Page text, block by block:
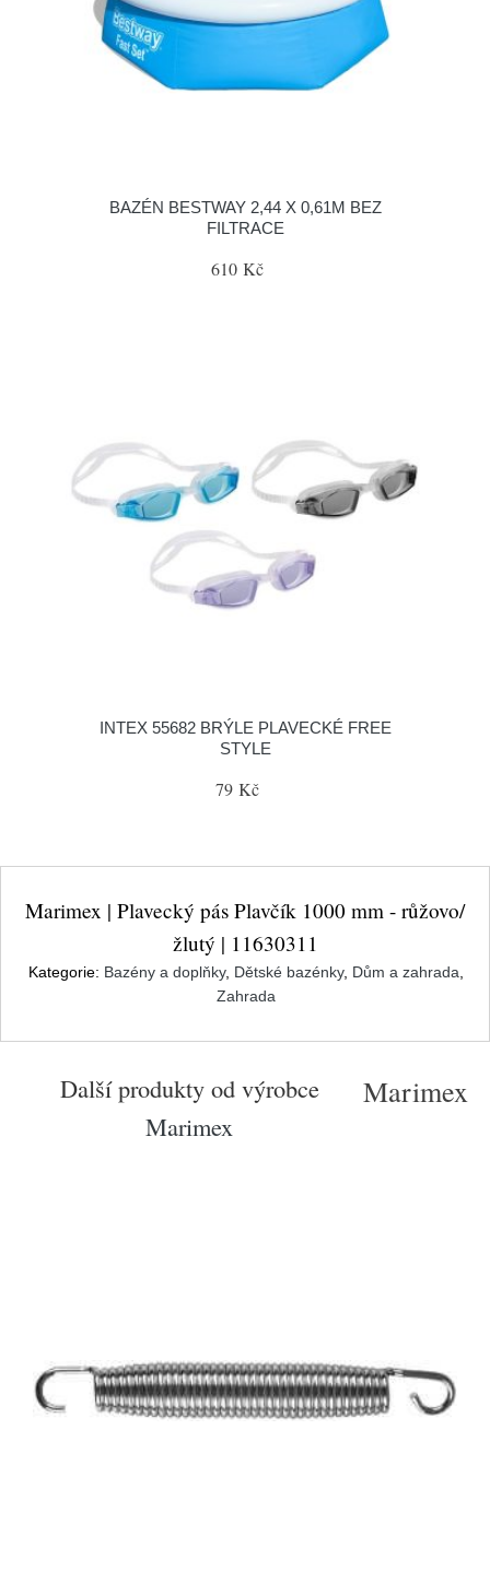
BAZÉN BESTWAY 2,44 X 0,61M BEZ
FILTRACE
610 Kč
INTEX 55682 BRÝLE PLAVECKÉ FREE
STYLE
79 Kč
Marimex | Plavecký pás Plavčík 1000 mm - růžovo/
žlutý | 11630311
Kategorie: Bazény a doplňky, Dětské bazénky, Dům a zahrada
Zahrada
Další produkty od výrobce
Marimex
Marimex